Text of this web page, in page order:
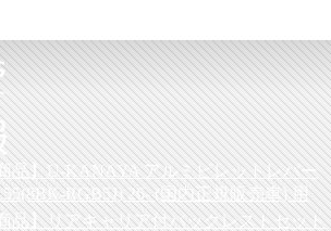
品】U-KANAYA アルミビレットレバー
RGB5J) 26- (国内正規販売車) 用
品】リアキャリア付バックレストセット